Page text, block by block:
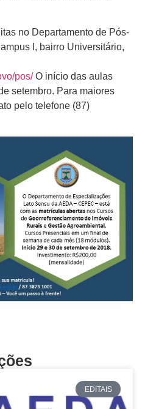
no Departamento de Pós-
I, bairro Universitário,
pos/O início das aulas
setembro. Para maiores
pelo telefone (87)
EDITAIS